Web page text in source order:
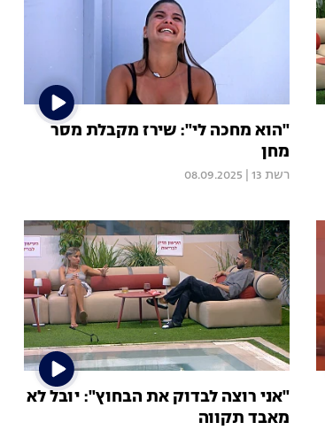
"הוא מחכה לי": שירז מקבלת מסר
מחן
רשת 13 08.09.2025
"אני רוצה לבדוק את הבחוץ": יובל לא
מאבד תקווה